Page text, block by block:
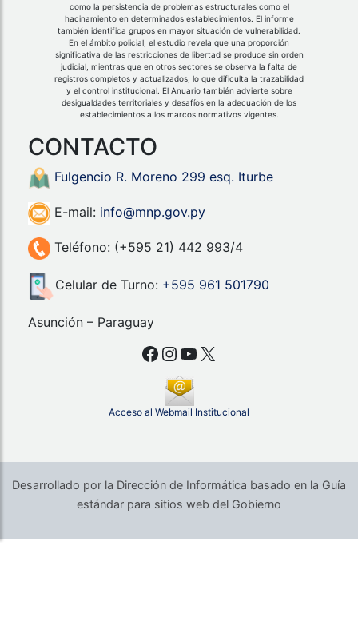
como la persistencia de problemas estructurales como el
hacinamiento en determinados establecimientos. El informe
también identifica grupos en mayor situación de vulnerabilidad.
En el ámbito policial, el estudio revela que una proporción
significativa de las restricciones de libertad se produce sin orden
judicial, mientras que en otros sectores se observa la falta de
registros completos y actualizados, lo que dificulta la trazabilidad
y el control institucional. El Anuario también advierte sobre
desigualdades territoriales y desafíos en la adecuación de los
establecimientos a los marcos normativos vigentes.
CONTACTO
Fulgencio R. Moreno 299 esq. Iturbe
E-mail: info@mnp.gov.py
Teléfono: (+595 21) 442 993/4
Celular de Turno: +595 961 501790
Asunción – Paraguay
Facebook
Instagram
YouTube
X
Acceso al Webmail Institucional
Desarrollado por la Dirección de Informática basado en la Guía
estándar para sitios web del Gobierno